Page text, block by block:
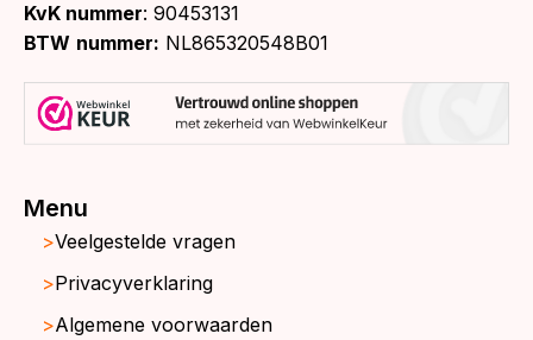
KvK nummer: 90453131
BTW nummer: NL865320548B01
Menu
Veelgestelde vragen
Privacyverklaring
Algemene voorwaarden